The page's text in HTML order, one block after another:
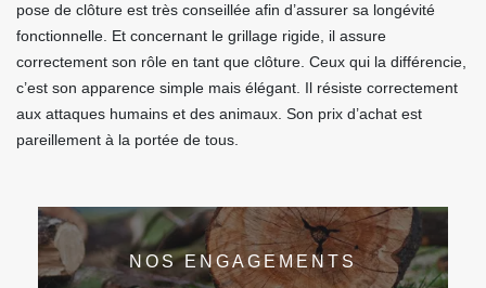
pose de clôture est très conseillée afin d’assurer sa longévité
fonctionnelle. Et concernant le grillage rigide, il assure
correctement son rôle en tant que clôture. Ceux qui la différencie,
c’est son apparence simple mais élégant. Il résiste correctement
aux attaques humains et des animaux. Son prix d’achat est
pareillement à la portée de tous.
NOS ENGAGEMENTS